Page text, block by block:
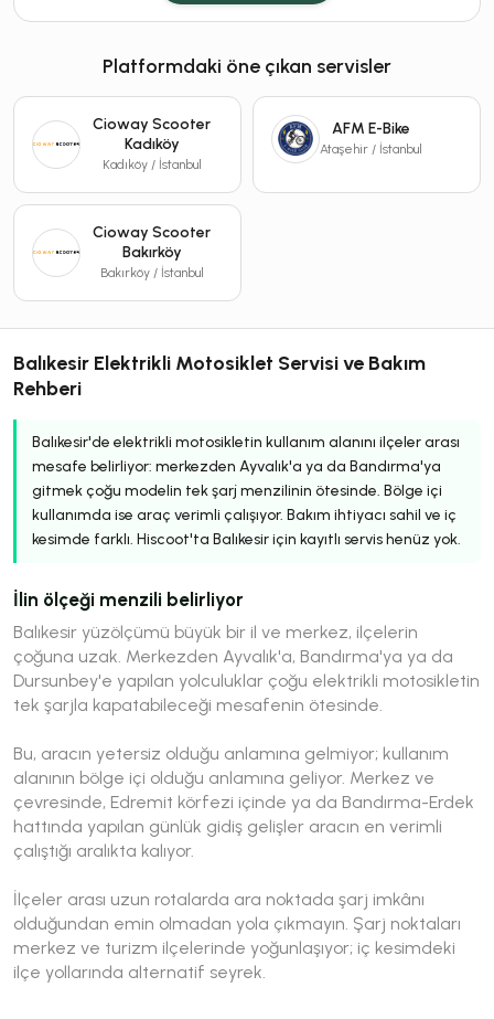
Platformdaki öne çıkan servisler
Cioway Scooter
Kadıköy
Kadıköy / İstanbul
AFM E-Bike
Ataşehir / İstanbul
Cioway Scooter
Bakırköy
Bakırköy / İstanbul
Balıkesir Elektrikli Motosiklet Servisi ve Bakım
Rehberi
Balıkesir'de elektrikli motosikletin kullanım alanını ilçeler arası
mesafe belirliyor: merkezden Ayvalık'a ya da Bandırma'ya
gitmek çoğu modelin tek şarj menzilinin ötesinde. Bölge içi
kullanımda ise araç verimli çalışıyor. Bakım ihtiyacı sahil ve iç
kesimde farklı. Hiscoot'ta Balıkesir için kayıtlı servis henüz yok.
İlin ölçeği menzili belirliyor
Balıkesir yüzölçümü büyük bir il ve merkez, ilçelerin
çoğuna uzak. Merkezden Ayvalık'a, Bandırma'ya ya da
Dursunbey'e yapılan yolculuklar çoğu elektrikli motosikletin
tek şarjla kapatabileceği mesafenin ötesinde.
Bu, aracın yetersiz olduğu anlamına gelmiyor; kullanım
alanının bölge içi olduğu anlamına geliyor. Merkez ve
çevresinde, Edremit körfezi içinde ya da Bandırma-Erdek
hattında yapılan günlük gidiş gelişler aracın en verimli
çalıştığı aralıkta kalıyor.
İlçeler arası uzun rotalarda ara noktada şarj imkânı
olduğundan emin olmadan yola çıkmayın. Şarj noktaları
merkez ve turizm ilçelerinde yoğunlaşıyor; iç kesimdeki
ilçe yollarında alternatif seyrek.